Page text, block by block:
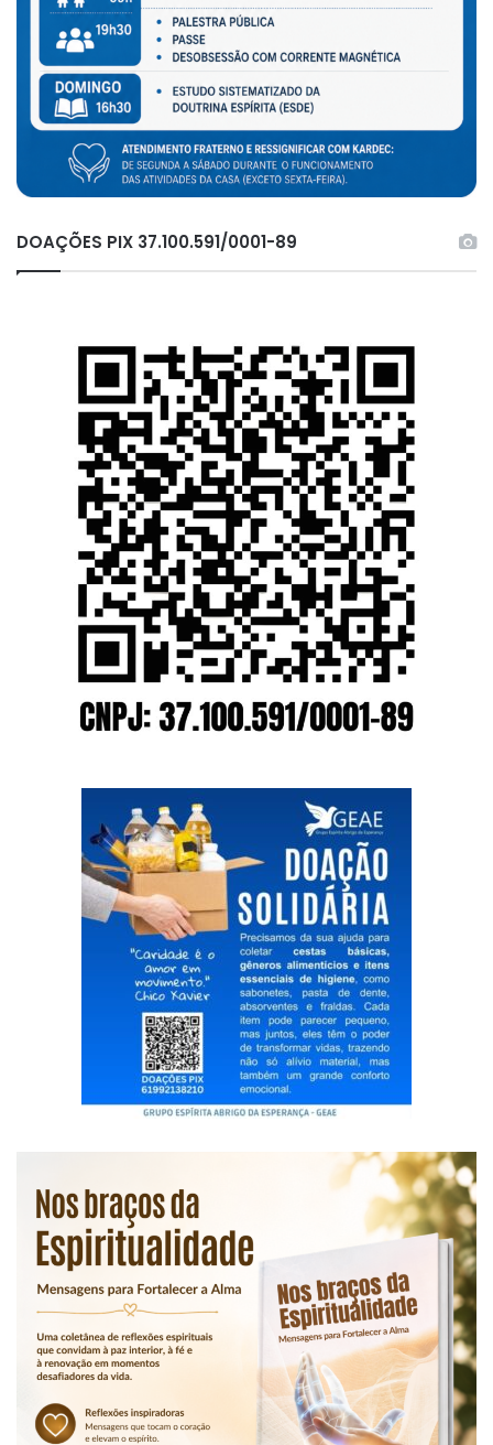
DOAÇÕES PIX 37.100.591/0001-89